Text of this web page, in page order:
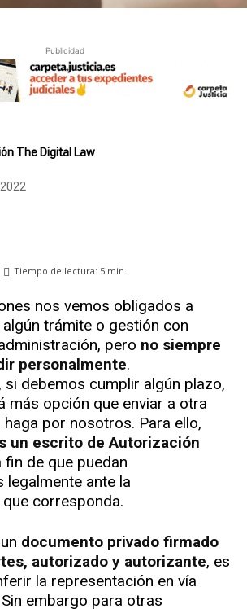
Publicidad
The Digital Law
Tiempo de lectura: 5 min.
nos vemos obligados a
trámite o gestión con
pero no siempre
personalmente.
si debemos cumplir algún plazo,
más opción que enviar a otra
por nosotros. Para ello,
un escrito de Autorización
fin de que puedan
legalmente ante la
corresponda.
documento privado firmado
autorizado y autorizante, es
la representación en vía
embargo para otras